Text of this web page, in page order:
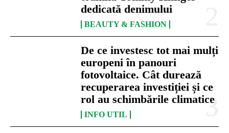
dedicată denimului
BEAUTY & FASHION
De ce investesc tot mai mulți
europeni în panouri
fotovoltaice. Cât durează
recuperarea investiției și ce
rol au schimbările climatice
INFO UTIL